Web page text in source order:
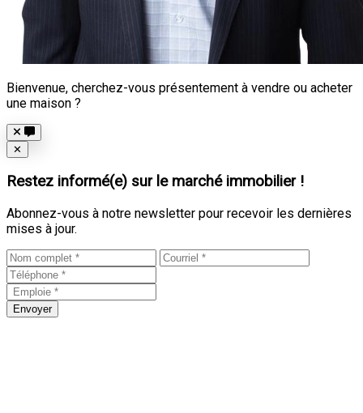
Bienvenue, cherchez-vous présentement à vendre ou acheter
une maison ?
Close
✕
Restez informé(e) sur le marché immobilier !
Abonnez-vous à notre newsletter pour recevoir les dernières
mises à jour.
Envoyer